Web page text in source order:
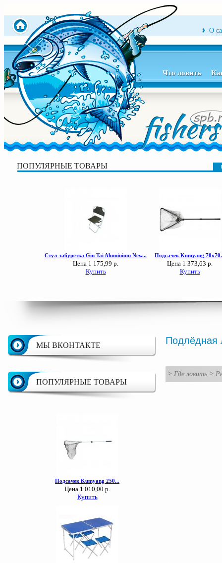
О
Что ловить
ПОПУЛЯРНЫЕ ТОВАРЫ
МЫ ВКОНТАКТЕ
ПОПУЛЯРНЫЕ ТОВАРЫ
Подлёдная
> Где ловить >